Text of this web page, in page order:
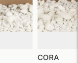
CORA